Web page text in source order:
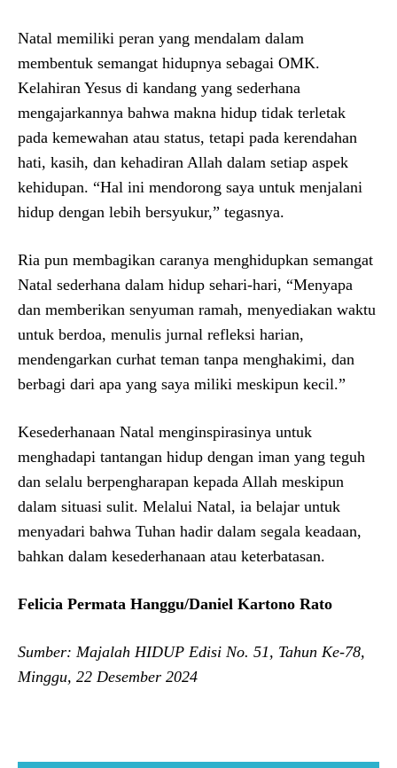
Natal memiliki peran yang mendalam dalam
membentuk semangat hidupnya sebagai OMK.
Kelahiran Yesus di kandang yang sederhana
mengajarkannya bahwa makna hidup tidak terletak
pada kemewahan atau status, tetapi pada kerendahan
hati, kasih, dan kehadiran Allah dalam setiap aspek
kehidupan. “Hal ini mendorong saya untuk menjalani
hidup dengan lebih bersyukur,” tegasnya.
Ria pun membagikan caranya menghidupkan semangat
Natal sederhana dalam hidup sehari-hari, “Menyapa
dan memberikan senyuman ramah, menyediakan waktu
untuk berdoa, menulis jurnal refleksi harian,
mendengarkan curhat teman tanpa menghakimi, dan
berbagi dari apa yang saya miliki meskipun kecil.”
Kesederhanaan Natal menginspirasinya untuk
menghadapi tantangan hidup dengan iman yang teguh
dan selalu berpengharapan kepada Allah meskipun
dalam situasi sulit. Melalui Natal, ia belajar untuk
menyadari bahwa Tuhan hadir dalam segala keadaan,
bahkan dalam kesederhanaan atau keterbatasan.
Felicia Permata Hanggu/Daniel Kartono Rato
Sumber: Majalah HIDUP Edisi No. 51, Tahun Ke-78,
Minggu, 22 Desember 2024